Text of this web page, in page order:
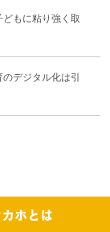
もに粘り強く取
デジタル化は引
カホとは